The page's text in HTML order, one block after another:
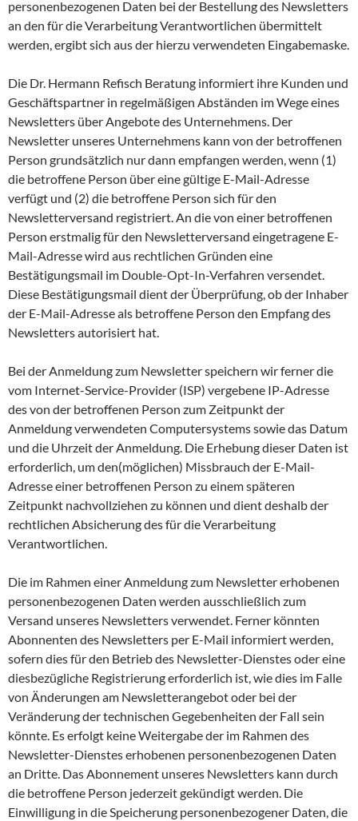
personenbezogenen Daten bei der Bestellung des Newsletters
an den für die Verarbeitung Verantwortlichen übermittelt
werden, ergibt sich aus der hierzu verwendeten Eingabemaske.
Die Dr. Hermann Refisch Beratung informiert ihre Kunden und
Geschäftspartner in regelmäßigen Abständen im Wege eines
Newsletters über Angebote des Unternehmens. Der
Newsletter unseres Unternehmens kann von der betroffenen
Person grundsätzlich nur dann empfangen werden, wenn (1)
die betroffene Person über eine gültige E-Mail-Adresse
verfügt und (2) die betroffene Person sich für den
Newsletterversand registriert. An die von einer betroffenen
Person erstmalig für den Newsletterversand eingetragene E-
Mail-Adresse wird aus rechtlichen Gründen eine
Bestätigungsmail im Double-Opt-In-Verfahren versendet.
Diese Bestätigungsmail dient der Überprüfung, ob der Inhaber
der E-Mail-Adresse als betroffene Person den Empfang des
Newsletters autorisiert hat.
Bei der Anmeldung zum Newsletter speichern wir ferner die
vom Internet-Service-Provider (ISP) vergebene IP-Adresse
des von der betroffenen Person zum Zeitpunkt der
Anmeldung verwendeten Computersystems sowie das Datum
und die Uhrzeit der Anmeldung. Die Erhebung dieser Daten ist
erforderlich, um den(möglichen) Missbrauch der E-Mail-
Adresse einer betroffenen Person zu einem späteren
Zeitpunkt nachvollziehen zu können und dient deshalb der
rechtlichen Absicherung des für die Verarbeitung
Verantwortlichen.
Die im Rahmen einer Anmeldung zum Newsletter erhobenen
personenbezogenen Daten werden ausschließlich zum
Versand unseres Newsletters verwendet. Ferner könnten
Abonnenten des Newsletters per E-Mail informiert werden,
sofern dies für den Betrieb des Newsletter-Dienstes oder eine
diesbezügliche Registrierung erforderlich ist, wie dies im Falle
von Änderungen am Newsletterangebot oder bei der
Veränderung der technischen Gegebenheiten der Fall sein
könnte. Es erfolgt keine Weitergabe der im Rahmen des
Newsletter-Dienstes erhobenen personenbezogenen Daten
an Dritte. Das Abonnement unseres Newsletters kann durch
die betroffene Person jederzeit gekündigt werden. Die
Einwilligung in die Speicherung personenbezogener Daten, die